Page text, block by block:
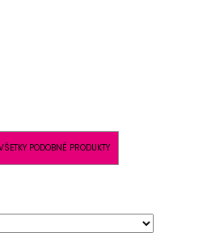
PODOBNÉ PRODUKTY